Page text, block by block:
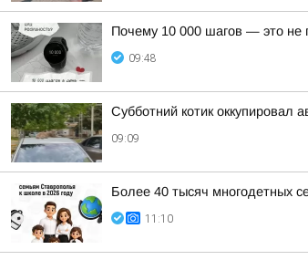
Почему 10 000 шагов — это не
09:48
Субботний котик оккупировал
09:09
Более 40 тысяч многодетных
11:10